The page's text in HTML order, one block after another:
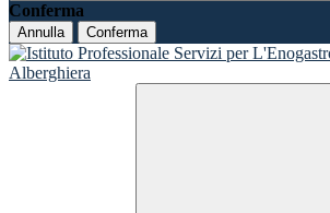
Conferma
Annulla Conferma